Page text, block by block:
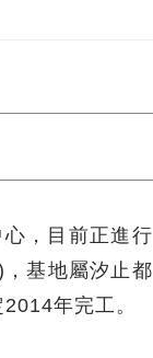
，目前正進行
基地屬汐止都
年完工。